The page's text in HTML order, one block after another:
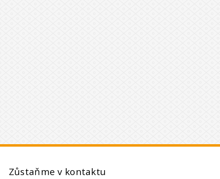
Zůstaňme v kontaktu